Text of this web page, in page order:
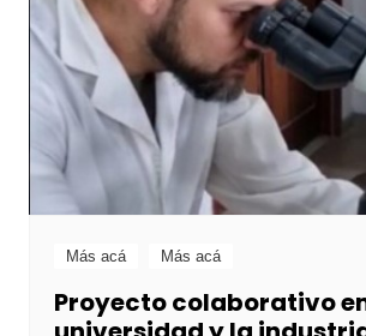
Más acá Más acá
Proyecto colaborativo